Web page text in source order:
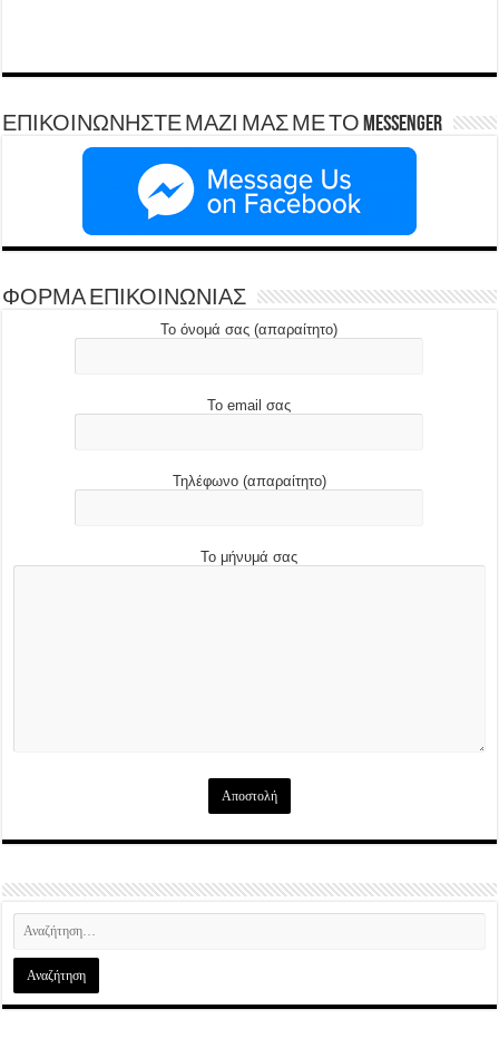
ΕΠΙΚΟΙΝΩΝΗΣΤΕ ΜΑΖΙ ΜΑΣ ΜΕ ΤΟ Messenger
ΦΟΡΜΑ ΕΠΙΚΟΙΝΩΝΙΑΣ
Το όνομά σας (απαραίτητο)
Το email σας
Τηλέφωνο (απαραίτητο)
Το μήνυμά σας